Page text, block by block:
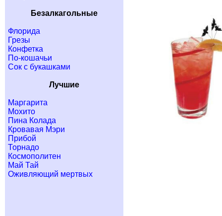
Безалкагольные
Флорида
Грезы
Конфетка
По-кошачьи
Сок с букашками
Лучшие
Маргарита
Мохито
Пина Колада
Кровавая Мэри
Прибой
Торнадо
Космополитен
Май Тай
Оживляющий мертвых